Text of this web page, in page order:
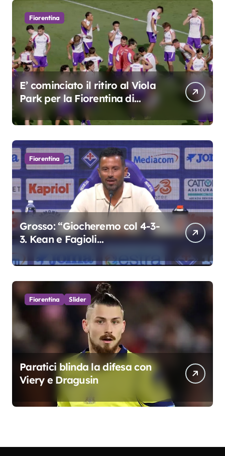
Fiorentina
E’ cominciato il ritiro al Viola
Park per la Fiorentina di
Grosso
Fiorentina
Grosso: “Giocheremo col 4-3-
3. Kean e Fagioli
colpo”
Fiorentina Slider
Paratici blinda la difesa con
Viery e Dragusin